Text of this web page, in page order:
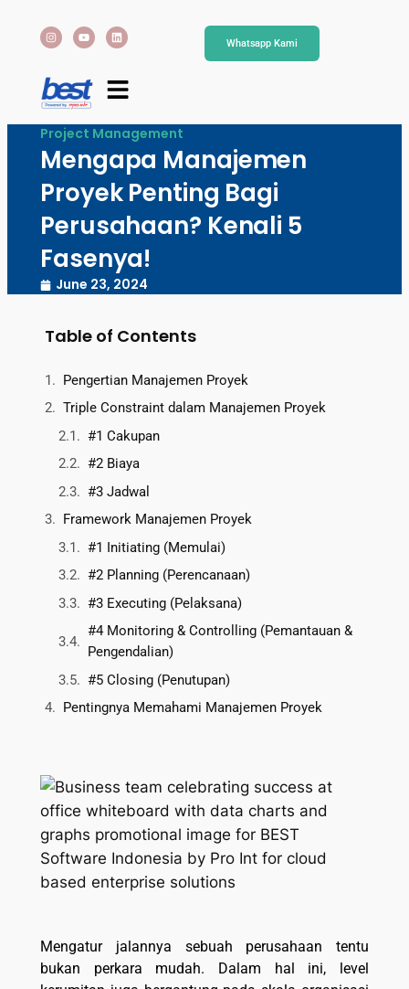
Whatsapp Kami
Project Management
Mengapa Manajemen
Proyek Penting Bagi
Perusahaan? Kenali 5
Fasenya!
June 23, 2024
Table of Contents
Pengertian Manajemen Proyek
Triple Constraint dalam Manajemen Proyek
#1 Cakupan
#2 Biaya
#3 Jadwal
Framework Manajemen Proyek
#1 Initiating (Memulai)
#2 Planning (Perencanaan)
#3 Executing (Pelaksana)
#4 Monitoring & Controlling (Pemantauan &
Pengendalian)
#5 Closing (Penutupan)
Pentingnya Memahami Manajemen Proyek
Mengatur jalannya sebuah perusahaan tentu
bukan perkara mudah. Dalam hal ini, level